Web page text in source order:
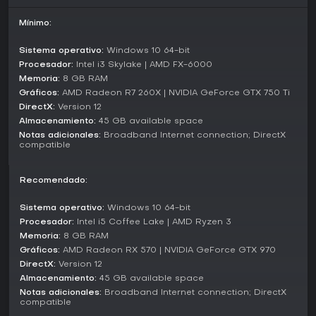
bajo limitaciones, como tamaños reducidos de escuadrón o
Story and Characters
que forma un equipo en medio del colapso gubernamental
en Sera. Explora temas de liderazgo y sacrificio mientras te
enfrentas a la monstruosa Horda Locust y a su creador,
Ukkon. Personajes como Jack, un compañero robótico, se
unen con más de 20 habilidades para lidiar con nuevos
revelan más sobre la caída del mundo y el crecimiento de tu
escuadrón. Aunque la trama impulsa la acción, prioriza la
supervivencia táctica sobre un drama interpersonal
profundo.
Customization and Progression
Formar tu escuadrón implica elegir clases con árboles de
habilidades únicos, permitiendo especializarse en áreas
Mínimo:
Sistema operativo: Windows 10 64-bit
Procesador: Intel i3 Skylake | AMD FX-6000
Memoria: 8 GB RAM
Gráficos: AMD Radeon R7 260X | NVIDIA GeForce GTX 750 Ti
DirectX: Version 12
Almacenamiento: 45 GB available space
Notas adicionales: Broadband Internet connection; DirectX
compatible
Recomendado:
Sistema operativo: Windows 10 64-bit
Procesador: Intel i5 Coffee Lake | AMD Ryzen 3
Memoria: 8 GB RAM
Gráficos: AMD Radeon RX 570 | NVIDIA GeForce GTX 970
DirectX: Version 12
Almacenamiento: 45 GB available space
Notas adicionales: Broadband Internet connection; DirectX
compatible